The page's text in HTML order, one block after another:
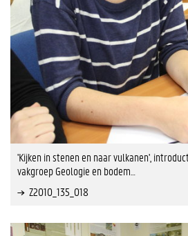
'Kijken in stenen en naar vulkanen',
vakgroep Geologie en bodem…
Z2010_135_018